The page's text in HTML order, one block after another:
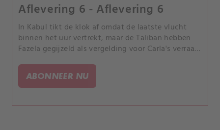
Aflevering 6 - Aflevering 6
In Kabul tikt de klok af omdat de laatste vlucht
binnen het uur vertrekt, maar de Taliban hebben
Fazela gegijzeld als vergelding voor Carla's verraad,
ABONNEER NU